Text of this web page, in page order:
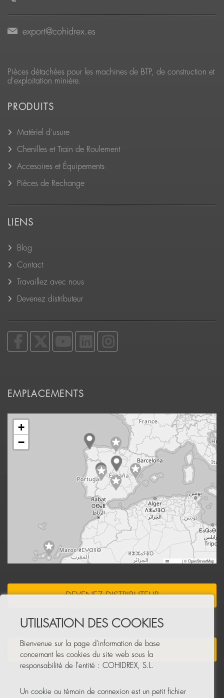
export@cohidrex.es
Pièces détachées pour les machines de BTP, de construction et
d'exploitation minière.
PRODUITS
Matériel d'usure
Chenilles et Train de Roulement
Accesoires et Équipements
Pièces de Rechange
LIENS
Blog
Contact
Travaillez avec nous
Devenez distributeur
EMPLACEMENTS
+
−
|© OpenStreetMap
DEVENEZ DISTRIBUTEUR
NEWSLETTER
UTILISATION DES COOKIES
Bienvenue sur la page d'information de base
concernant les cookies du site web sous la
responsabilité de l'entité : COHIDREX, S.L.
Un cookie ou témoin de connexion est un petit fichier